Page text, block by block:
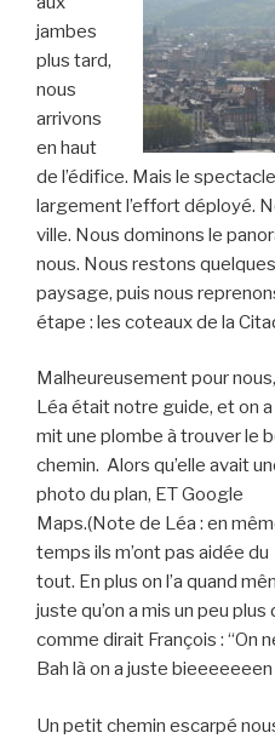
jambes
plus tard,
nous
arrivons
en haut
de l’édifice. Mais le
largement l’effort déployé.
ville. Nous dominons le
nous. Nous restons
paysage, puis nous
étape : les coteaux de la
Malheureusement pour nous,
Léa était notre guide, et on a
mit une plombe à trouver le
chemin. Alors qu’elle avait
photo du plan, ET Google
Maps.(Note de Léa : en
temps ils m’ont pas aidée du
tout. En plus on l’a quand
juste qu’on a mis un peu
comme dirait François : “On
Bah là on a juste
​​​​​​Un petit chemin escarpé